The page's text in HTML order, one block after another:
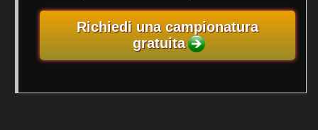
Richiedi una campionatura
gratuita